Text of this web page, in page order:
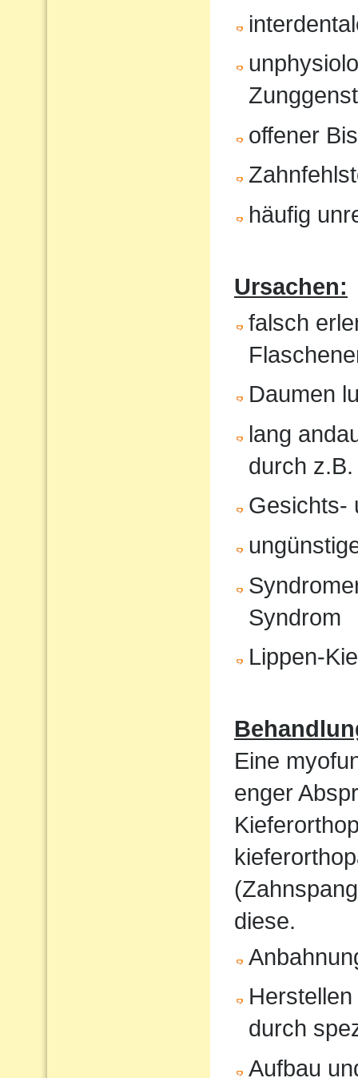
offener
häufig
Ursachen:
falsch
Daumen
lang
durch
Gesichts-
Syndrom
Lippen-
Eine
enger
diese.
durch
Aufbau